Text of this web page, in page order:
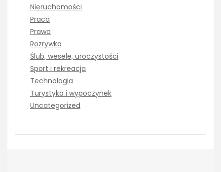
Nieruchomości
Praca
Prawo
Rozrywka
Ślub, wesele, uroczystości
Sport i rekreacja
Technologia
Turystyka i wypoczynek
Uncategorized